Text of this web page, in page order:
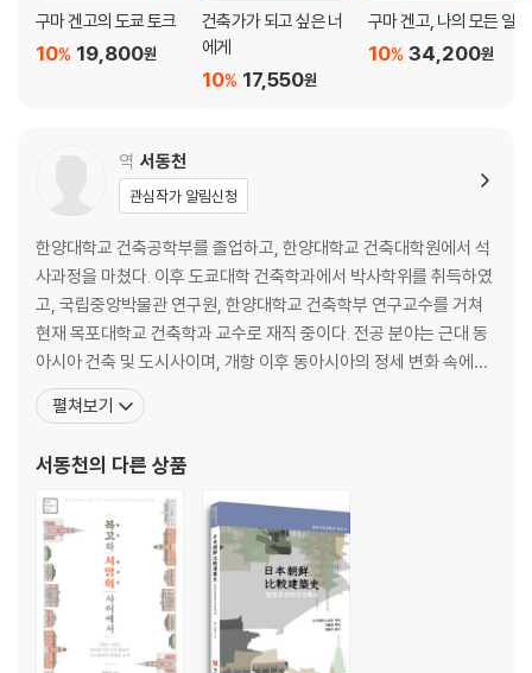
Ⅳ. 냉전과 잃어버린 10년, 그리고 재생
일본의 패전과 일본―서양의 균형 붕괴 | 냉전이 불러온, 건축을 매개로 한
단 | 단게 겐조의 원한과 전통논쟁 | 토착의 조몬 vs 미국의 야요이 | 단게
의 자택―궁극의 화양절충 | 자택 철거와 일본과의 결별 | 조몬으로부터
콘크리트로 | 건축에 의한 전후 일본의 분단 | 스즈키 시게부미와 우치다
요시치카 | 니시야마 우조와 생활로의 회귀 | 51C형과 도큐도 | 건축생산
과 프리패브리케이션 | 일본 목조주택의 유동성 | 일본의 모듈 | 버블 붕괴
와 목조와의 만남 | 머리에서 나오는 것이 아닌 사물에서 생각하는 방법 |
잃어버린 10년과 새로운 일본
맺으며
역자 후기
도판 일람
구마 겐고의 도쿄 토크
19,800원
10%
건축가가 되고 싶은 너
에게
17,550원
10%
구마 겐고, 나의 모든 일
34,200원
10%
역 서동천
관심작가 알림신청
한양대학교 건축공학부를 졸업하고, 한양대학교 건축대학원에서 석
사과정을 마쳤다. 이후 도쿄대학 건축학과에서 박사학위를 취득하였
고, 국립중앙박물관 연구원, 한양대학교 건축학부 연구교수를 거쳐
현재 목포대학교 건축학과 교수로 재직 중이다. 전공 분야는 근대 동
아시아 건축 및 도시사이며, 개항 이후 동아시아의 정세 변화 속에서
건축과 도시 변화의 관계를 밝히는 연구에 힘을 쏟고 있다. 주요 저서
로 『세계유산 수원화성』(공저, 2017), 『メガシティ2: メガシテ
박물관』(공저, 2015), 『和而不同의 동아시아 건축
펼쳐보기
서동천의 다른 상품